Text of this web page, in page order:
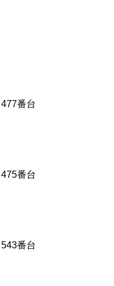
番台
番台
番台